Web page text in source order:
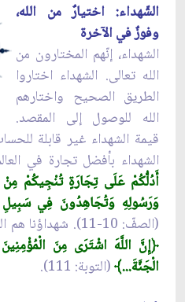
الشّهداء: اختيارٌ من الله،
وفوزٌ في الآخرة
الشهداء، إنّهم المختارون من
الله تعالى. الشهداء اختاروا
الطريق الصحيح واختارهم
الله للوصول إلى المقصد.
قيمة الشهداء غير قابلة
الشهداء بأفضل تجارة في
أَدُلُّكُمْ عَلَى تِجَارَةٍ تُنْجِيكُمْ
وَرَسُولِهِ وَتُجَاهِدُونَ فِي سَبِيلِ
(الصفّ: 10-11). شهداؤنا هم الرابح الأكبر في هذه التجارة؛
﴿إِنَّ اللَّهَ اشْتَرَى مِنَ
الْجَنَّةَ...﴾(التوبة: 111).